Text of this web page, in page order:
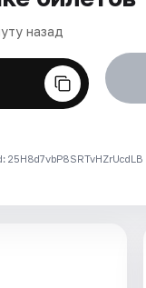
назад